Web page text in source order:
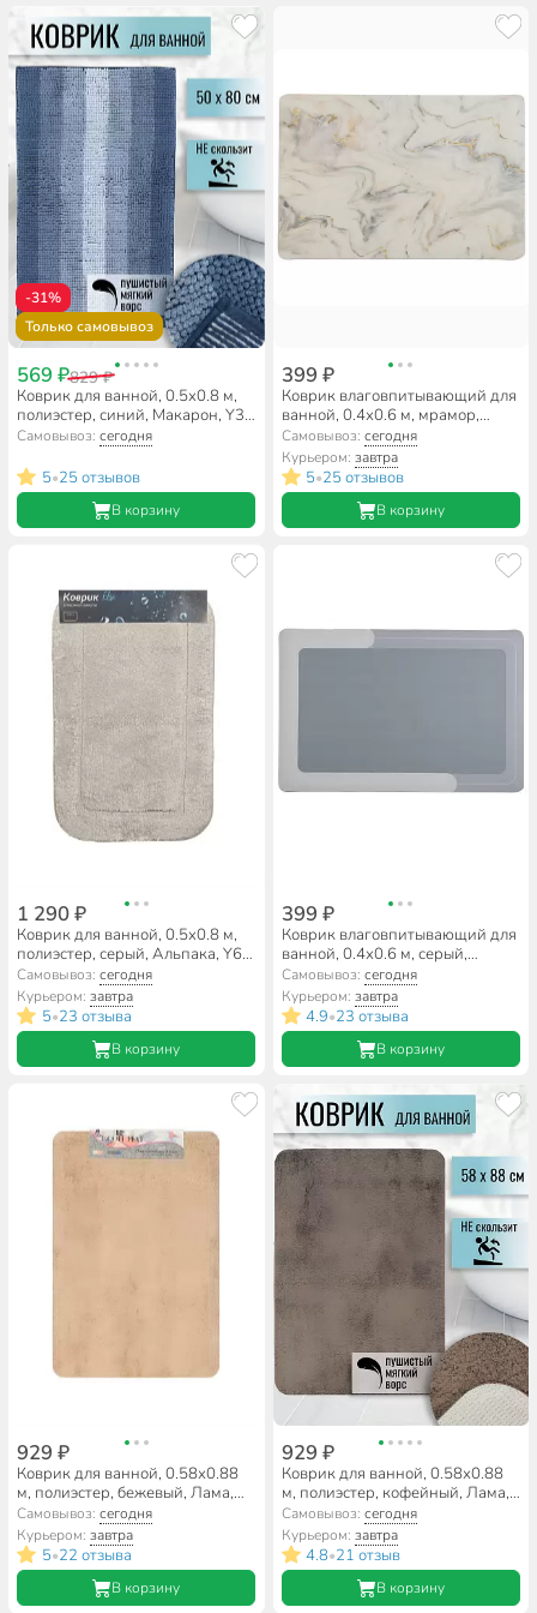
-31%
Только самовывоз
569 ₽829 ₽
Коврик для ванной, 0.5х0.8 м,
полиэстер, синий, Макарон, Y3-
848
Самовывоз:сегодня
5•25 отзывов
В корзину
399 ₽
Коврик влаговпитывающий для
ванной, 0.4х0.6 м, мрамор,
A090048
Самовывоз: сегодня
Курьером: завтра
5•25 отзывов
В корзину
1 290 ₽
Коврик для ванной, 0.5х0.8 м,
полиэстер, серый, Альпака, Y6-
1929
Самовывоз:сегодня
Курьером:завтра
5•23 отзыва
В корзину
399 ₽
Коврик влаговпитывающий для
ванной, 0.4х0.6 м, серый,
A090053
Самовывоз: сегодня
Курьером: завтра
4.9•23 отзыва
В корзину
929 ₽
Коврик для ванной, 0.58х0.88
м, полиэстер, бежевый, Лама,
Y3-786
Самовывоз:сегодня
Курьером:завтра
5•22 отзыва
В корзину
929 ₽
Коврик для ванной, 0.58х0.88
м, полиэстер, кофейный, Лама,
Y3-784
Самовывоз: сегодня
Курьером: завтра
4.8•21 отзыв
В корзину